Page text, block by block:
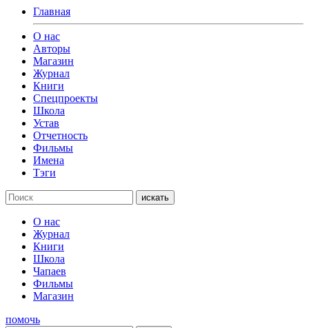
Главная
О нас
Авторы
Магазин
Журнал
Книги
Спецпроекты
Школа
Устав
Отчетность
Фильмы
Имена
Тэги
искать
О нас
Журнал
Книги
Школа
Чапаев
Фильмы
Магазин
помочь